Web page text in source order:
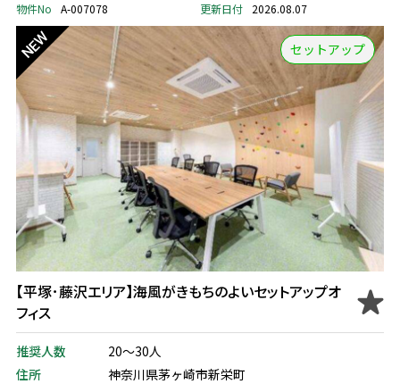
物件No A-007078 更新日付 2026.08.07
セットアップ
【平塚･藤沢エリア】海風がきもちのよいセットアップオ
フィス
推奨人数
20～30人
住所
神奈川県茅ヶ崎市新栄町